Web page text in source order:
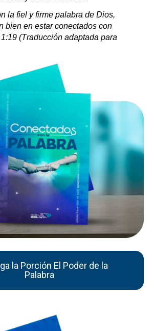
la fiel y firme palabra de Dios,
bien en estar conectados con
(Traducción adaptada para
la Porción El Poder de la
Palabra